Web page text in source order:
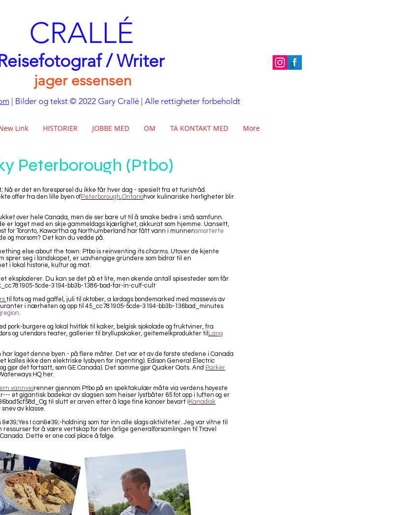
CRALLÉ
/ Writer
jager essensen
| Bilder og tekst © 2022 Gary Crallé | Alle rettigheter forbeholdt
Link HISTORIER JOBBE MED OM TA KONTAKT MED More
Peterborough (Ptbo)
Nå er det en forespørsel du ikke får hver dag - spesielt fra et turistråd.
offer fra den lille byen ofPeterborough,Ontariohvor kulinariske herligheter blir
over hele Canada, men de ser bare ut til å smake bedre i små samfunn.
er laget med en skje gammeldags kjærlighet, akkurat som hjemme. Uansett,
for Toronto, Kawartha og Northumberland har fått vann i munnensmørterte
og morsom? Det kan du vedde på.
else about the town: Ptbo is reinventing its charms. Utover de kjente
sprer seg i landskapet, er uavhengige gründere som bidrar til en
i lokal historie, kultur og mat.
eksploderer. Du kan se det på et lite, men økende antall spisesteder som får
5cde-3194-bb3b-1386-bad-far-in-culf-cult
til fots og med gaffel, juli til oktober, a lørdags bondemarked med massevis av
i nærheten og opp til 45_cc781905-5cde-3194-bb3b-136bad_minutes
region.
pork-burgere og lokal hvitløk til kaker, belgisk sjokolade og fruktviner, fra
og utendørs teater, gallerier til bryllupskaker, geitemelkprodukter til Lang
har laget denne byen - på flere måter. Det var et av de første stedene i Canada
kalles ikke den elektriske lysbyen for ingenting). Edison General Electric
gjør det fortsatt, som GE Canada). Det samme gjør Quaker Oats. And Parker
HQ her.
vannveirenner gjennom Ptbo på en spektakulær måte via verdens høyeste
et gigantisk badekar av slagsen som heiser lystbåter 65 fot opp i luften og er
til slutt er arven etter å lage fine kanoer bevart i Kanadisk
av klasse.
I can&#39;-holdning som tar inn alle slags aktiviteter. Jeg var vitne til
ressurser for å være vertskap for den årlige generalforsamlingen til Travel
Dette er one cool place å følge.